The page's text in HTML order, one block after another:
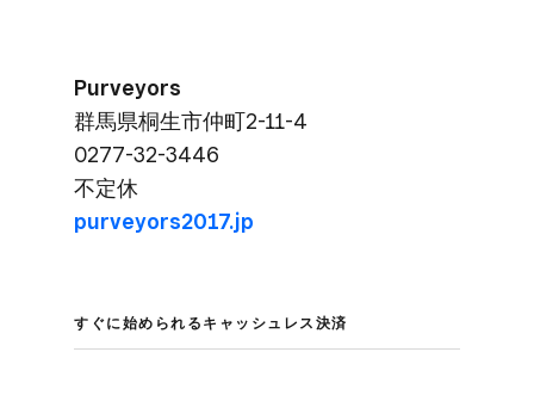
Purveyors
群馬県桐生市仲町2-11-4
0277-32-3446
不定休
purveyors2017.jp
すぐに​始められる​キャッシュレス決済